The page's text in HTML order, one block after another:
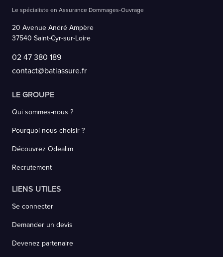
Le spécialiste en Assurance Dommages-Ouvrage
20 Avenue André Ampère
37540 Saint-Cyr-sur-Loire
02 47 380 189
contact@batiassure.fr
LE GROUPE
Qui sommes-nous ?
Pourquoi nous choisir ?
Découvrez Odealim
Recrutement
LIENS UTILES
Se connecter
Demander un devis
Devenez partenaire